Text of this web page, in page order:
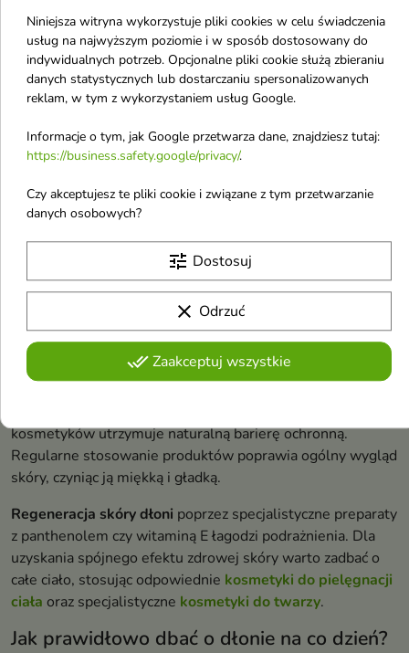
zastosowanie w codziennym życiu każdego człowieka.
Regularne stosowanie kremów jest niezbędne po każdym
myciu rąk, aby uzupełnić utracone nawilżenie. W
środowisku domowympielęgnacja dłoniobejmuje
również ochronę przed detergentami podczas sprzątania.
Osoby pracujące w branży beauty, gdzie dłonie są
narzędziem pracy, potrzebują intensywnej
regeneracji.
Kremy do rąkz wysoką zawartością
składników aktywnych pomagają przywrócić skórze
zabiegów takich jak profesjonalna
stylizacja paznokci
warunkach zewnętrznych niezbędna jest też
dłoniprzed mrozem i wiatrem.
Jakie korzyści daje regularna pielęgnacja?
Systematyczna dbałość o ręce zapobiega przedwczesnemu
kosmetyków utrzymuje naturalną barierę ochronną.
Regularne stosowanie produktów poprawia ogólny wygląd
skóry, czyniąc ją miękką i gładką.
Regeneracja skóry dłoni poprzez specjalistyczne preparaty
z panthenolem czy witaminą E łagodzi podrażnienia. Dla
uzyskania spójnego efektu zdrowej skóry warto zadbać o
całe ciało, stosując odpowiednie kosmetyki do pielęgnacji
ciała oraz specjalistyczne kosmetyki do twarzy.
Jak prawidłowo dbać o dłonie na co dzień?
Niniejsza witryna wykorzystuje pliki cookies w celu świadczenia
usług na najwyższym poziomie i w sposób dostosowany do
indywidualnych potrzeb. Opcjonalne pliki cookie służą zbieraniu
danych statystycznych lub dostarczaniu spersonalizowanych
reklam, w tym z wykorzystaniem usług Google.
Informacje o tym, jak Google przetwarza dane, znajdziesz tutaj:
https://business.safety.google/privacy/.
Czy akceptujesz te pliki cookie i związane z tym przetwarzanie
danych osobowych?
tune Dostosuj
clear Odrzuć
done_allZaakceptuj wszystkie